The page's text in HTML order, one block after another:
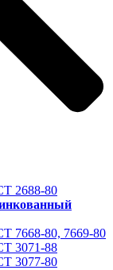
2688-80
7668-80, 7669-80
3071-88
3077-80